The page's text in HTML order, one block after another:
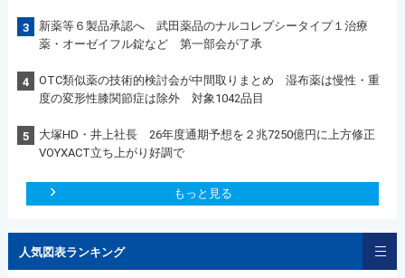
3
新薬等６製品承認へ 武田薬品のナルコレプシータイプ１治療
薬・オーゼイフル錠など 第一部会が了承
4
OTC類似薬の技術的検討会が中間取りまとめ 湿布薬は慢性・重
度の変形性膝関節症は除外 対象1042品目
5
大塚HD・井上社長 26年度通期予想を２兆7250億円に上方修正
VOYXACT立ち上がり好調で
もっと見る
人気図表ランキング